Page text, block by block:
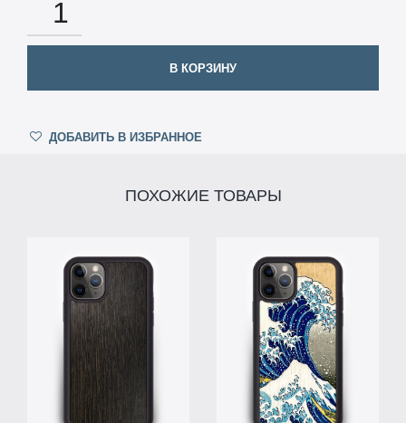
В КОРЗИНУ
ДОБАВИТЬ В ИЗБРАННОЕ
ПОХОЖИЕ ТОВАРЫ